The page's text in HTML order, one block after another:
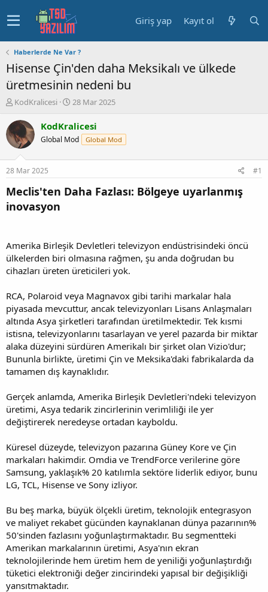
Giriş yap Kayıt ol
Haberlerde Ne Var ?
Hisense Çin'den daha Meksikalı ve ülkede
üretmesinin nedeni bu
K
n
u
y
b
a
ş
l
a
n
KodKralicesi
B
ş
a
ç
t
h
i
28 Mar 2025
KodKralicesi
Global Mod Global Mod
28 Mar 2025 #1
Meclis'ten Daha Fazlası: Bölgeye uyarlanmış
inovasyon
Amerika Birleşik Devletleri televizyon endüstrisindeki öncü
ülkelerden biri olmasına rağmen, şu anda doğrudan bu
cihazları üreten üreticileri yok.
RCA, Polaroid veya Magnavox gibi tarihi markalar hala
piyasada mevcuttur, ancak televizyonları Lisans Anlaşmaları
altında Asya şirketleri tarafından üretilmektedir. Tek kısmi
istisna, televizyonlarını tasarlayan ve yerel pazarda bir miktar
alaka düzeyini sürdüren Amerikalı bir şirket olan Vizio'dur;
Bununla birlikte, üretimi Çin ve Meksika'daki fabrikalarda da
tamamen dış kaynaklıdır.
Gerçek anlamda, Amerika Birleşik Devletleri'ndeki televizyon
üretimi, Asya tedarik zincirlerinin verimliliği ile yer
değiştirerek neredeyse ortadan kayboldu.
Küresel düzeyde, televizyon pazarına Güney Kore ve Çin
markaları hakimdir. Omdia ve TrendForce verilerine göre
Samsung, yaklaşık% 20 katılımla sektöre liderlik ediyor, bunu
LG, TCL, Hisense ve Sony izliyor.
Bu beş marka, büyük ölçekli üretim, teknolojik entegrasyon
ve maliyet rekabet gücünden kaynaklanan dünya pazarının%
50'sinden fazlasını yoğunlaştırmaktadır. Bu segmentteki
Amerikan markalarının üretimi, Asya'nın ekran
teknolojilerinde hem üretim hem de yeniliği yoğunlaştırdığı
tüketici elektroniği değer zincirindeki yapısal bir değişikliği
yansıtmaktadır.